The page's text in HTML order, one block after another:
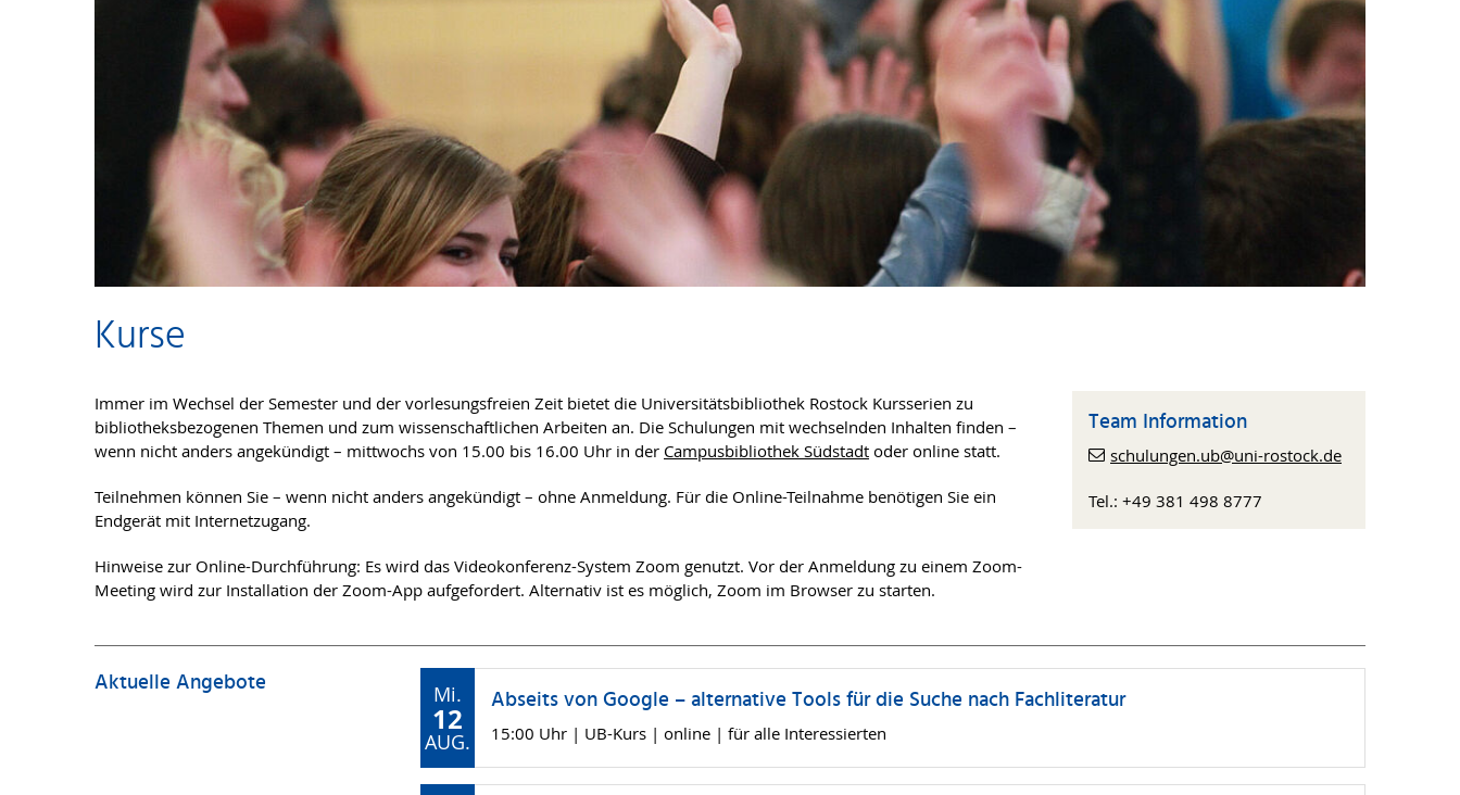
Kurse
Immer im Wechsel der Semester und der vorlesungsfreien Zeit bietet die Universitätsbibliothek Rostock Kursserien zu
bibliotheksbezogenen Themen und zum wissenschaftlichen Arbeiten an. Die Schulungen mit wechselnden Inhalten finden –
wenn nicht anders angekündigt – mittwochs von 15.00 bis 16.00 Uhr in der Campusbibliothek Südstadt oder online statt.
Teilnehmen können Sie – wenn nicht anders angekündigt – ohne Anmeldung. Für die Online-Teilnahme benötigen Sie ein
Endgerät mit Internetzugang.
Hinweise zur Online-Durchführung: Es wird das Videokonferenz-System Zoom genutzt. Vor der Anmeldung zu einem Zoom-
Meeting wird zur Installation der Zoom-App aufgefordert. Alternativ ist es möglich, Zoom im Browser zu starten.
Team Information
schulungen.ub@uni-rostock.de
Tel.: +49 381 498 8777
Aktuelle Angebote Mi.
12
AUG.
Abseits von Google – alternative Tools für die Suche nach Fachliteratur
15:00 Uhr | UB-Kurs | online | für alle Interessierten